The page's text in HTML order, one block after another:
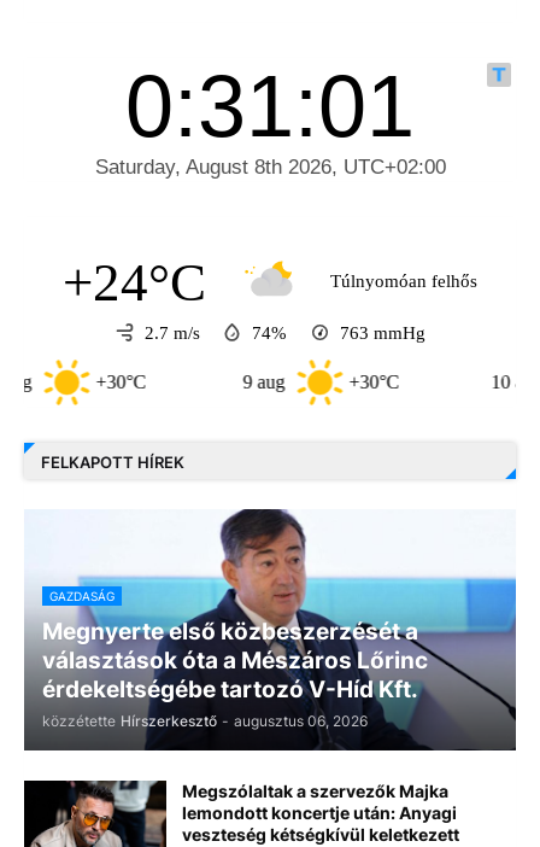
+24°C Túlnyomóan felhős
2.7 m/s 74% 763 mmHg
+30°C +30°C
FELKAPOTT HÍREK
GAZDASÁG
Megnyerte első közbeszerzését a
választások óta a Mészáros Lőrinc
érdekeltségébe tartozó V-Híd Kft.
közzétette Hírszerkesztő - augusztus 06, 2026
Megszólaltak a szervezők Majka
lemondott koncertje után: Anyagi
veszteség kétségkívül keletkezett